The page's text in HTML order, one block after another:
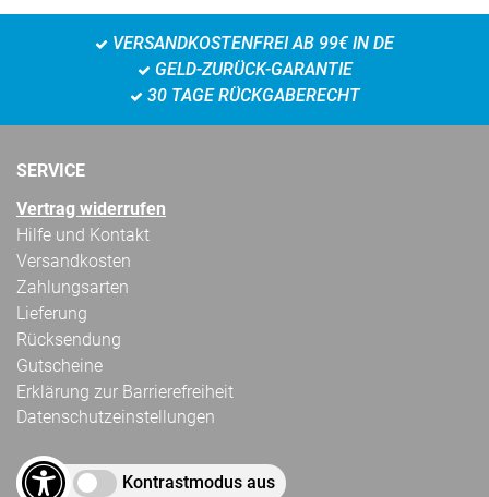
VERSANDKOSTENFREI AB 99€ IN DE
GELD-ZURÜCK-GARANTIE
30 TAGE RÜCKGABERECHT
SERVICE
Vertrag widerrufen
Hilfe und Kontakt
Versandkosten
Zahlungsarten
Lieferung
Rücksendung
Gutscheine
Erklärung zur Barrierefreiheit
Datenschutzeinstellungen
Kontrastmodus aus